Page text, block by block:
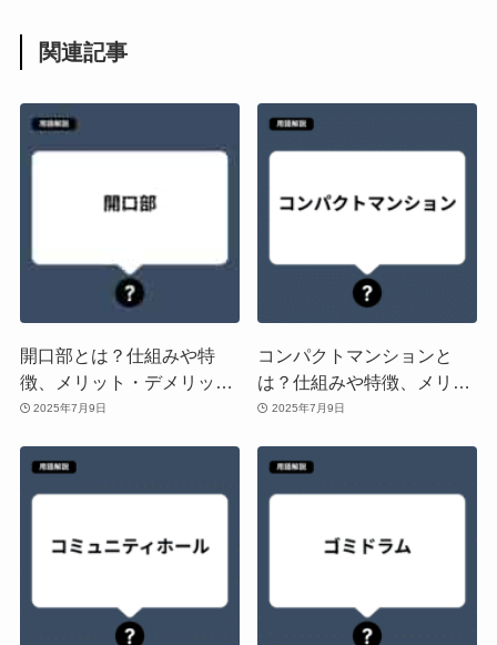
関連記事
開口部とは？仕組みや特
徴、メリット・デメリット
や「窓」「出入り口」との
2025年7月9日
コンパクトマンションと
は？仕組みや特徴、メリッ
ト・デメリットや「狭小マ
ウス」との違いを解説
2025年7月9日